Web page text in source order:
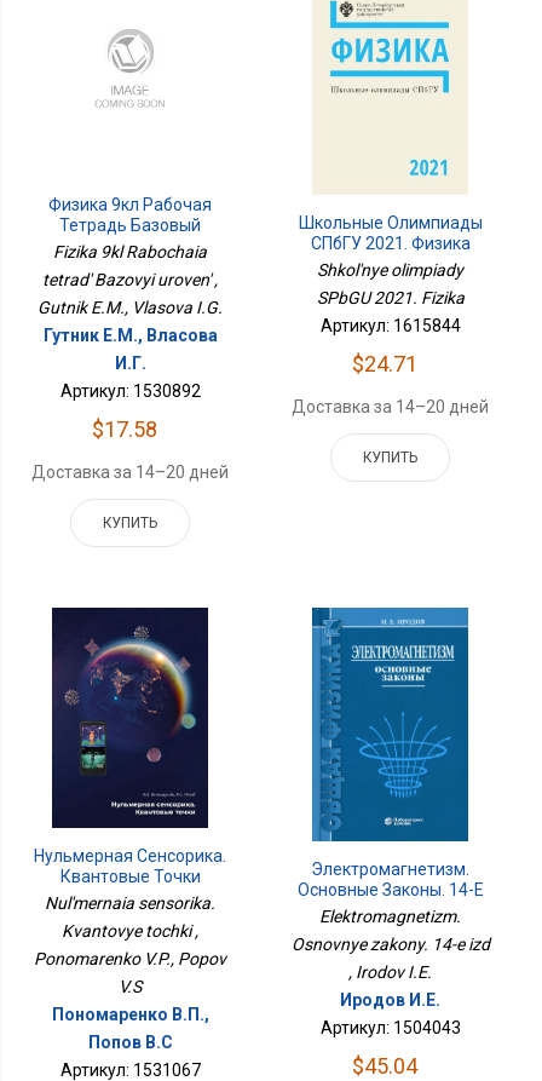
Физика 9кл Рабочая
Тетрадь Базовый
Уровень
Fizika 9kl Rabochaia
tetrad' Bazovyi uroven' ,
Gutnik E.M., Vlasova I.G.
Гутник Е.М., Власова
И.Г.
Артикул: 1530892
$17.58
Доставка за 14–20 дней
КУПИТЬ
Школьные Олимпиады
СПбГУ 2021. Физика
Shkol'nye olimpiady
SPbGU 2021. Fizika
Артикул: 1615844
$24.71
Доставка за 14–20 дней
КУПИТЬ
Нульмерная Сенсорика.
Квантовые Точки
Nul'mernaia sensorika.
Kvantovye tochki ,
Ponomarenko V.P., Popov
V.S
Пономаренко В.П.,
Попов В.С
Артикул: 1531067
Электромагнетизм.
Основные Законы. 14-Е
Изд
Elektromagnetizm.
Osnovnye zakony. 14-e izd
, Irodov I.E.
Иродов И.Е.
Артикул: 1504043
$45.04